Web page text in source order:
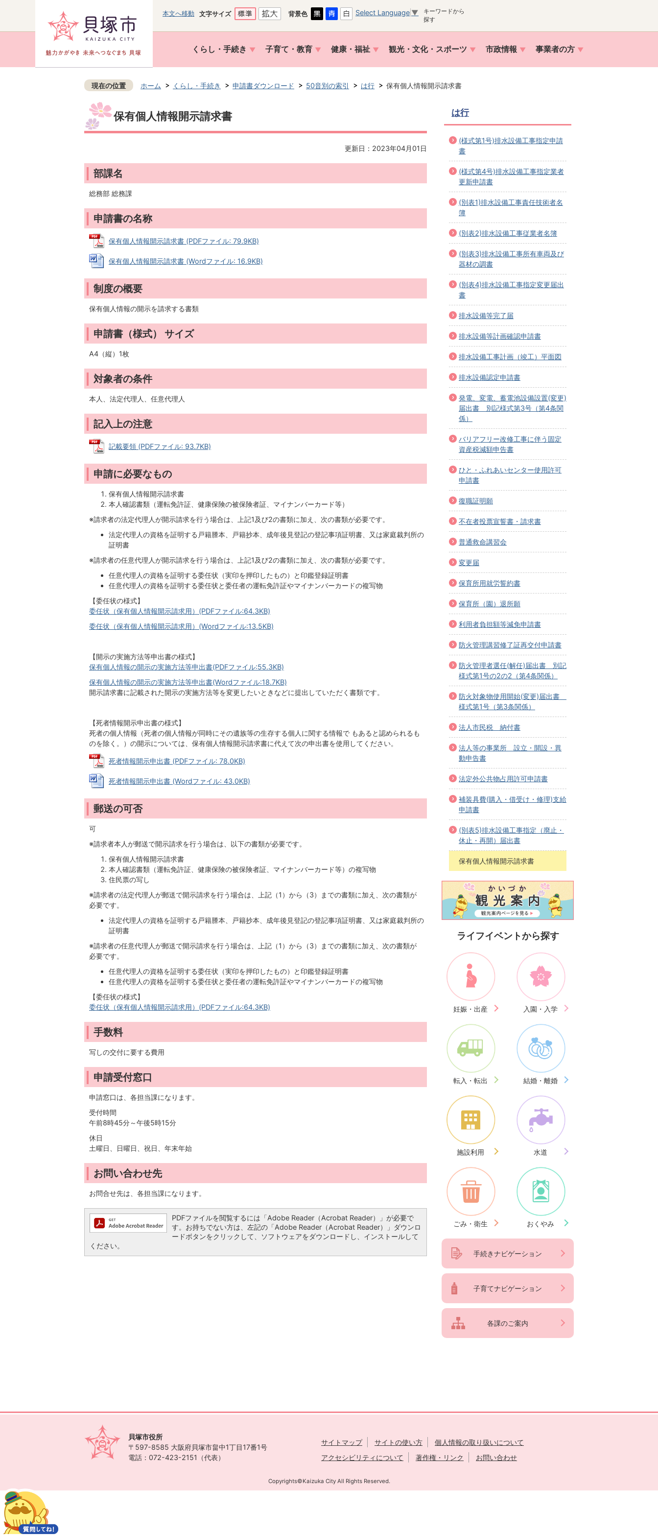
本文へ移動 文字サイズ 背景色 Select Language ▼
キーワードから
探す
くらし・手続き 子育て・教育 健康・福祉 観光・文化・スポーツ 市政情報 事業者の方
現在の位置 ホーム くらし・手続き 申請書ダウンロード 50音別の索引 は行 保有個人情報開示請求書
保有個人情報開示請求書
更新日：2023年04月01日
部課名
総務部 総務課
申請書の名称
保有個人情報開示請求書 (PDFファイル: 79.9KB)
保有個人情報開示請求書 (Wordファイル: 16.9KB)
制度の概要
保有個人情報の開示を請求する書類
申請書（様式） サイズ
A4（縦）1枚
対象者の条件
本人、法定代理人、任意代理人
記入上の注意
記載要領 (PDFファイル: 93.7KB)
申請に必要なもの
保有個人情報開示請求書
本人確認書類（運転免許証、健康保険の被保険者証、マイナンバーカード等）
※請求者の法定代理人が開示請求を行う場合は、上記1及び2の書類に加え、次の書類が必要です。
法定代理人の資格を証明する戸籍謄本、戸籍抄本、成年後見登記の登記事項証明書、又は家庭裁判所の
証明書
※請求者の任意代理人が開示請求を行う場合は、上記1及び2の書類に加え、次の書類が必要です。
任意代理人の資格を証明する委任状（実印を押印したもの）と印鑑登録証明書
任意代理人の資格を証明する委任状と委任者の運転免許証やマイナンバーカードの複写物
【委任状の様式】
委任状（保有個人情報開示請求用）(PDFファイル:64.3KB)
委任状（保有個人情報開示請求用）(Wordファイル:13.5KB)
【開示の実施方法等申出書の様式】
保有個人情報の開示の実施方法等申出書(PDFファイル:55.3KB)
保有個人情報の開示の実施方法等申出書(Wordファイル:18.7KB)
開示請求書に記載された開示の実施方法等を変更したいときなどに提出していただく書類です。
【死者情報開示申出書の様式】
死者の個人情報（死者の個人情報が同時にその遺族等の生存する個人に関する情報で もあると認められるも
のを除く。）の開示については、保有個人情報開示請求書に代えて次の申出書を使用してください。
死者情報開示申出書 (PDFファイル: 78.0KB)
死者情報開示申出書 (Wordファイル: 43.0KB)
郵送の可否
可
※請求者本人が郵送で開示請求を行う場合は、以下の書類が必要です。
保有個人情報開示請求書
本人確認書類（運転免許証、健康保険の被保険者証、マイナンバーカード等）の複写物
住民票の写し
※請求者の法定代理人が郵送で開示請求を行う場合は、上記（1）から（3）までの書類に加え、次の書類が
必要です。
法定代理人の資格を証明する戸籍謄本、戸籍抄本、成年後見登記の登記事項証明書、又は家庭裁判所の
証明書
※請求者の任意代理人が郵送で開示請求を行う場合は、上記（1）から（3）までの書類に加え、次の書類が
必要です。
任意代理人の資格を証明する委任状（実印を押印したもの）と印鑑登録証明書
任意代理人の資格を証明する委任状と委任者の運転免許証やマイナンバーカードの複写物
【委任状の様式】
委任状（保有個人情報開示請求用）(PDFファイル:64.3KB)
手数料
写しの交付に要する費用
申請受付窓口
申請窓口は、各担当課になります。
受付時間
午前8時45分～午後5時15分
休日
土曜日、日曜日、祝日、年末年始
お問い合わせ先
お問合せ先は、各担当課になります。
PDFファイルを閲覧するには「Adobe Reader（Acrobat Reader）」が必要で
す。お持ちでない方は、左記の「Adobe Reader（Acrobat Reader）」ダウンロ
ードボタンをクリックして、ソフトウェアをダウンロードし、インストールして
ください。
は行
(様式第1号)排水設備工事指定申請
書
(様式第4号)排水設備工事指定業者
更新申請書
(別表1)排水設備工事責任技術者名
簿
(別表2)排水設備工事従業者名簿
(別表3)排水設備工事所有車両及び
器材の調書
(別表4)排水設備工事指定変更届出
書
排水設備等完了届
排水設備等計画確認申請書
排水設備工事計画（竣工）平面図
排水設備認定申請書
発電、変電、蓄電池設備設置(変更)
届出書 別記様式第3号（第4条関
係）
バリアフリー改修工事に伴う固定
資産税減額申告書
ひと・ふれあいセンター使用許可
申請書
復職証明願
不在者投票宣誓書・請求書
普通救命講習会
変更届
保育所用就労誓約書
保育所（園）退所願
利用者負担額等減免申請書
防火管理講習修了証再交付申請書
防火管理者選任(解任)届出書 別記
様式第1号の2の2（第4条関係）
防火対象物使用開始(変更)届出書
様式第1号（第3条関係）
法人市民税 納付書
法人等の事業所 設立・開設・異
動申告書
法定外公共物占用許可申請書
補装具費(購入・借受け・修理)支給
申請書
(別表5)排水設備工事指定（廃止・
休止・再開）届出書
保有個人情報開示請求書
ライフイベントから探す
妊娠・出産 入園・入学
転入・転出 結婚・離婚
施設利用 水道
ごみ・衛生 おくやみ
手続きナビゲーション
子育てナビゲーション
各課のご案内
貝塚市役所
〒597-8585 大阪府貝塚市畠中1丁目17番1号
電話：072-423-2151（代表）
サイトマップ サイトの使い方
個人情報の取り扱いについて
アクセシビリティについて
著作権・リンク お問い合わせ
Copyrights©Kaizuka City All Rights Reserved.